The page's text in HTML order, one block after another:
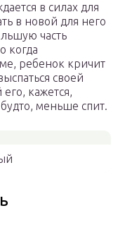
в силах для
в новой для него
часть
когда
ребенок кричит
своей
кажется,
меньше спит.